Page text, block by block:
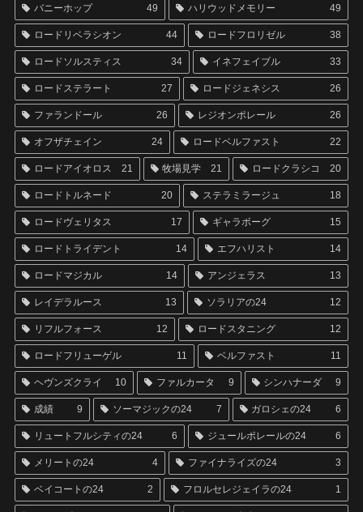
バニーホップ 49 ハリウッドメモリー 49
ロードリベラシオン 44 ロードフロリゼル 38
ロードソルスティス 34 イネフェイブル 33
ロードステラート 27 ロードジェネシス 26
ファランドール 26 レジオンポレール 26
オフザチェイン 24 ロードベルファスト 22
ロードアイオロス 21 牧場見学 21 ロードクラシコ 20
ロードトルネード 20 ステラミラージュ 18
ロードヴェリタス 17 ギャラボーグ 15
ロードトライデント 14 エフハリスト 14
ロードマジカル 14 アンジェラス 13
レイデラルース 13 ソラリアの24 12
リフルフォース 12 ロードスタニング 12
ロードフリューゲル 11 ベルファスト 11
ヘヴンズクライ 10 ファルカータ 9 シンハナーダ 9
成績 9 ソーマジックの24 7 ガロシェの24 6
リュートフルシティの24 6 ジュールポレールの24 6
メリートの24 4 ファイナライズの24 3
ベイコートの24 2 フロルセレジェイラの24 1